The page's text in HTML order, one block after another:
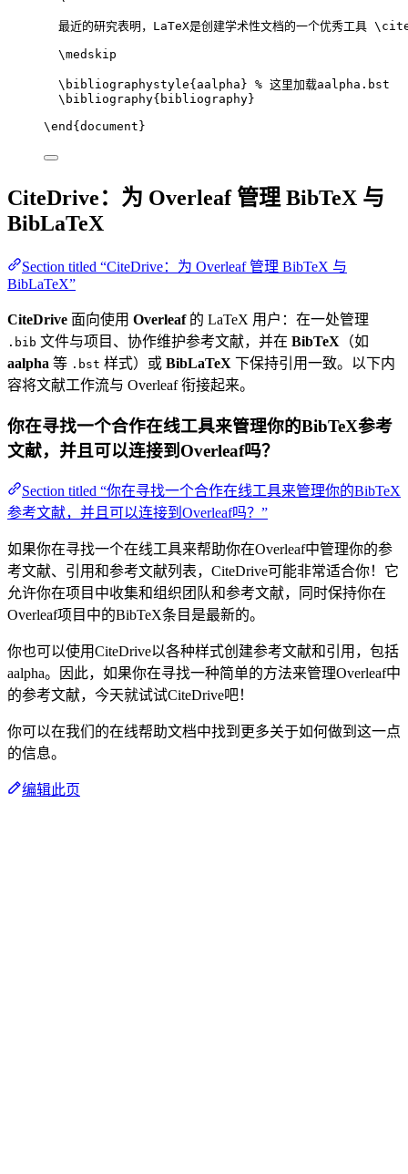
最近的研究表明，LaTeX是创建学术性文档的一个优秀工具
\medskip
\bibliographystyle{aalpha} % 这里加载aalpha.bst
\bibliography{bibliography}
\end { document }
CiteDrive：为 Overleaf 管理 BibTeX 与
BibLaTeX
Section titled “CiteDrive：为 Overleaf 管理 BibTeX 与
BibLaTeX”
CiteDrive 面向使用 Overleaf的 LaTeX 用户：在一处管理
.bib 文件与项目、协作维护参考文献，并在 BibTeX （如
aalpha 等 .bst 样式）或 BibLaTeX 下保持引用一致。以下内
容将文献工作流与 Overleaf 衔接起来。
你在寻找一个合作在线工具来管理你的BibTeX参考
文献，并且可以连接到Overleaf吗？
Section titled “你在寻找一个合作在线工具来管理你的BibTeX
参考文献，并且可以连接到Overleaf吗？”
如果你在寻找一个在线工具来帮助你在Overleaf中管理你的参
考文献、引用和参考文献列表，CiteDrive可能非常适合你！它
允许你在项目中收集和组织团队和参考文献，同时保持你在
Overleaf项目中的BibTeX条目是最新的。
你也可以使用CiteDrive以各种样式创建参考文献和引用，包括
aalpha。因此，如果你在寻找一种简单的方法来管理Overleaf中
的参考文献，今天就试试CiteDrive吧！
你可以在我们的在线帮助文档中找到更多关于如何做到这一点
的信息。
编辑此页